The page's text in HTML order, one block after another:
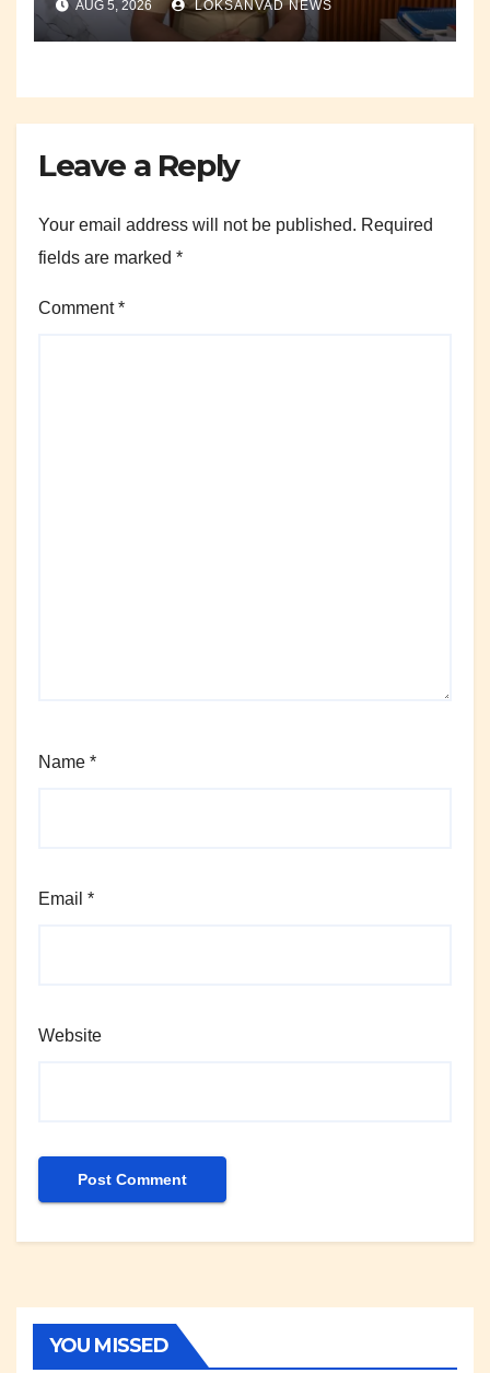
AUG 5, 2026 LOKSANVAD NEWS
Leave a Reply
Your email address will not be published. Required
fields are marked *
Comment*
Name *
Email *
Website
YOU MISSED